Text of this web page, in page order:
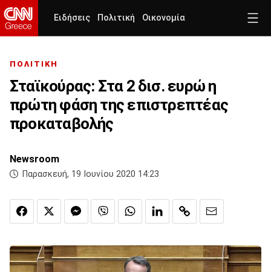
Ειδήσεις Πολιτική Οικονομία
ΠΟΛΙΤΙΚΗ
Σταϊκούρας: Στα 2 δισ. ευρώ η
πρώτη φάση της επιστρεπτέας
προκαταβολής
Newsroom
Παρασκευή, 19 Ιουνίου 2020 14:23